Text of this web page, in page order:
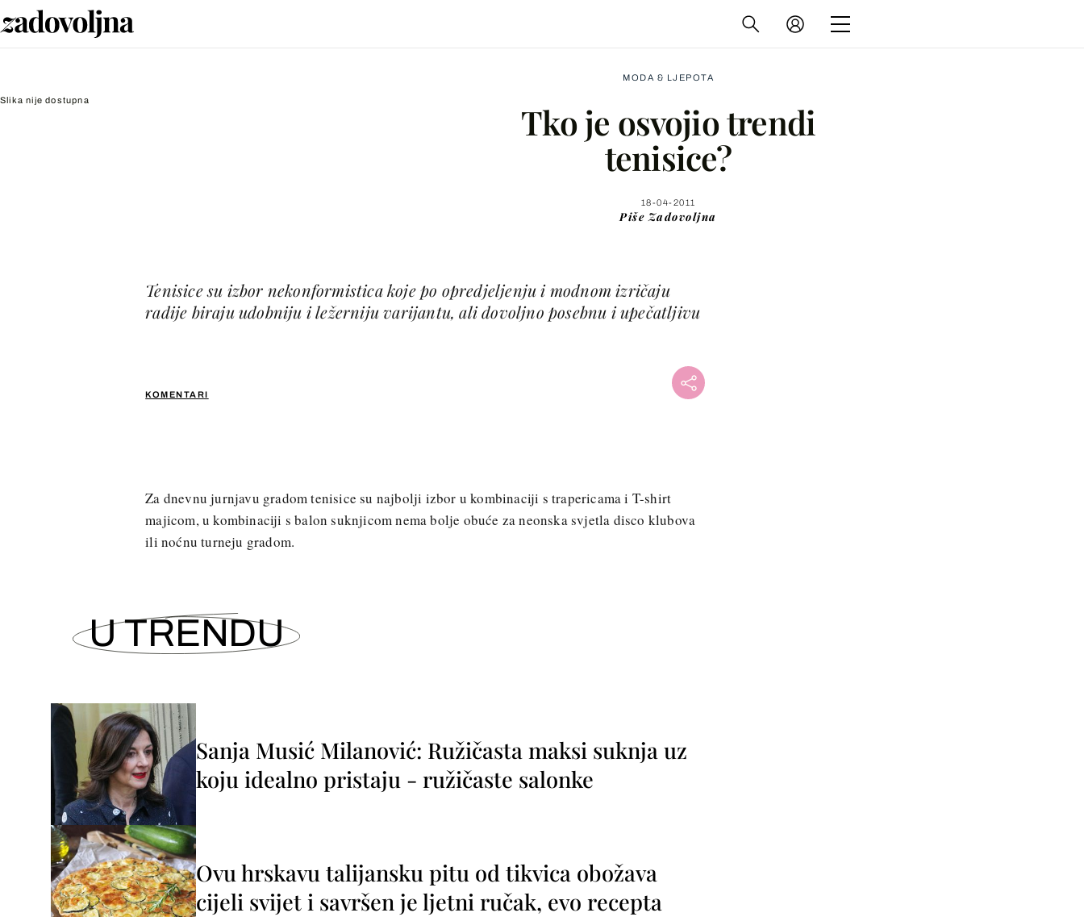
Slika nije dostupna
MODA & LJEPOTA
Tko je osvojio trendi
tenisice?
18-04-2011
Piše Zadovoljna
KOMENTARI
Tenisice su izbor nekonformistica koje po opredjeljenju i modnom izričaju
radije biraju udobniju i ležerniju varijantu, ali dovoljno posebnu i upečatljivu
WhatsApp
Za dnevnu jurnjavu gradom tenisice su najbolji izbor u kombinaciji s trapericama i T-shirt
majicom, u kombinaciji s balon suknjicom nema bolje obuće za neonska svjetla disco klubova
ili noćnu turneju gradom.
U TRENDU
Sanja Musić Milanović: Ružičasta maksi suknja uz
koju idealno pristaju - ružičaste salonke
Ovu hrskavu talijansku pitu od tikvica obožava
cijeli svijet i savršen je ljetni ručak, evo recepta